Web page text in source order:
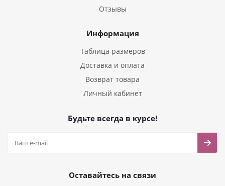
Отзывы
Информация
Таблица размеров
Доставка и оплата
Возврат товара
Личный кабинет
Будьте всегда в курсе!
Оставайтесь на связи